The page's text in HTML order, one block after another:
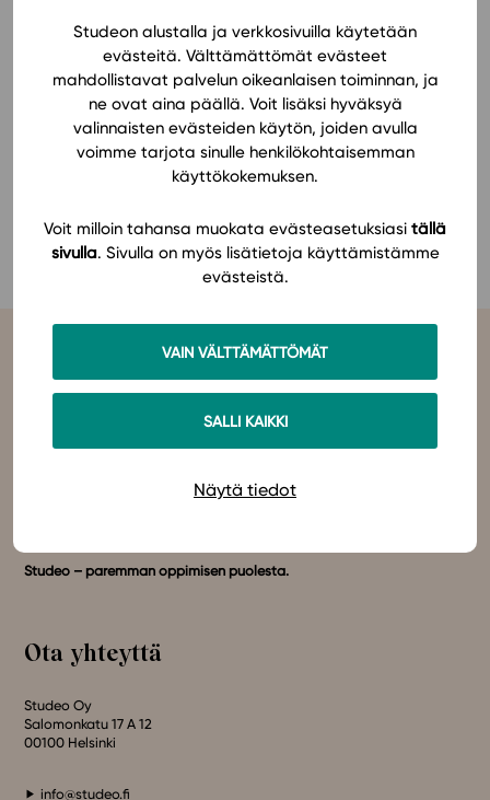
Studeon alustalla ja verkkosivuilla käytetään
evästeitä. Välttämättömät evästeet
mahdollistavat palvelun oikeanlaisen toiminnan, ja
ne ovat aina päällä. Voit lisäksi hyväksyä
valinnaisten evästeiden käytön, joiden avulla
voimme tarjota sinulle henkilökohtaisemman
käyttökokemuksen.
Voit milloin tahansa muokata evästeasetuksiasi tällä
sivulla. Sivulla on myös lisätietoja käyttämistämme
evästeistä.
VAIN VÄLTTÄMÄTTÖMÄT
SALLI KAIKKI
Näytä tiedot
Ohjevideot
Oppikirjailijat
Tietoa meistä
Eettiset periaatteet tekoälyn käyttöön
Ota yhteyttä
helppo lisätä omia tehtäviä.
Lukion kieltenope
Olemme sähköisten oppimateriaalien kustantaja. Suunnittelemme
Studeo – paremman oppimisen puolesta.
Ota yhteyttä
Studeo Oy
Salomonkatu 17 A 12
00100 Helsinki
info@studeo.fi